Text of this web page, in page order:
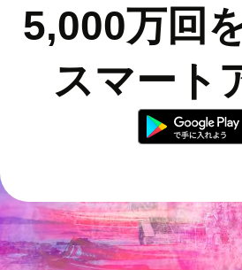
5,000万回
スマート